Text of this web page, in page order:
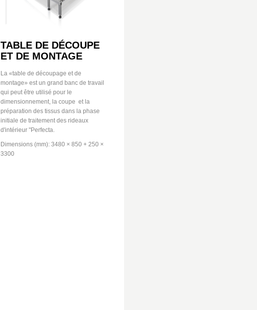
TABLE DE DÉCOUPE
ET DE MONTAGE
La «table de découpage et de
montage» est un grand banc de travail
qui peut être utilisé pour le
dimensionnement, la coupe et la
préparation des tissus dans la phase
initiale de traitement des rideaux
d'intérieur "Perfecta.
Dimensions (mm): 3480 × 850 + 250 ×
3300